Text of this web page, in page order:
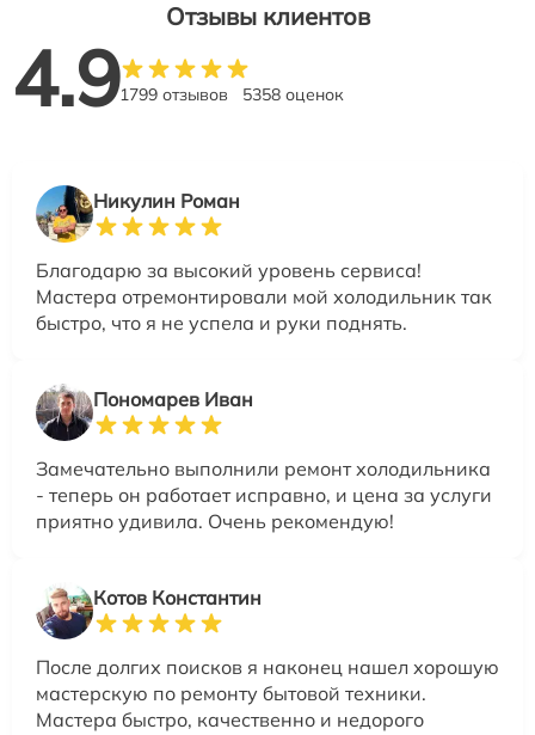
Отзывы клиентов
4.91799 отзывов 5358 оценок
Никулин Роман
Благодарю за высокий уровень сервиса!
Мастера отремонтировали мой холодильник так
быстро, что я не успела и руки поднять.
Пономарев Иван
Замечательно выполнили ремонт холодильника
- теперь он работает исправно, и цена за услуги
приятно удивила. Очень рекомендую!
Котов Константин
После долгих поисков я наконец нашел хорошую
мастерскую по ремонту бытовой техники.
Мастера быстро, качественно и недорого